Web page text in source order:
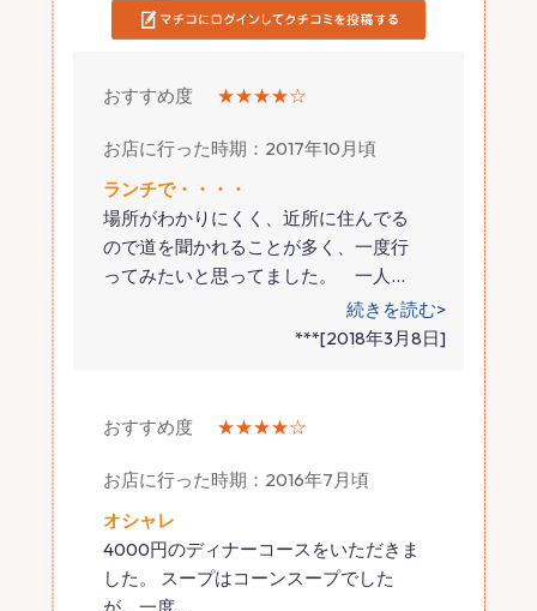
おすすめ度 ★★★★☆
お店に行った時期：2017年10月頃
ランチで・・・・
場所がわかりにくく、近所に住んでる
ので道を聞かれることが多く、一度行
ってみたいと思ってました。 一人 …
続きを読む>
***[2018年3月8日]
おすすめ度 ★★★★☆
お店に行った時期：2016年7月頃
オシャレ
4000円のディナーコースをいただきま
した。 スープはコーンスープでした